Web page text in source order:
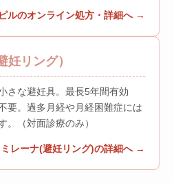
ルのオンライン処方・詳細へ
リング）
さな避妊具。最長5年間有効
要。過多月経や月経困難症には
。（対面診療のみ）
ミレーナ(避妊リング)の詳細へ